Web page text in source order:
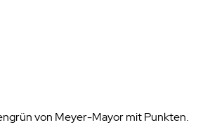
von Meyer-Mayor mit Punkten.